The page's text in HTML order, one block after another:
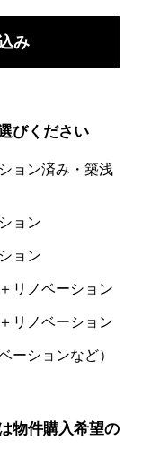
み
びください
ョン済み・築浅
ョン
ョン
リノベーション
リノベーション
ーションなど）
物件購入希望の